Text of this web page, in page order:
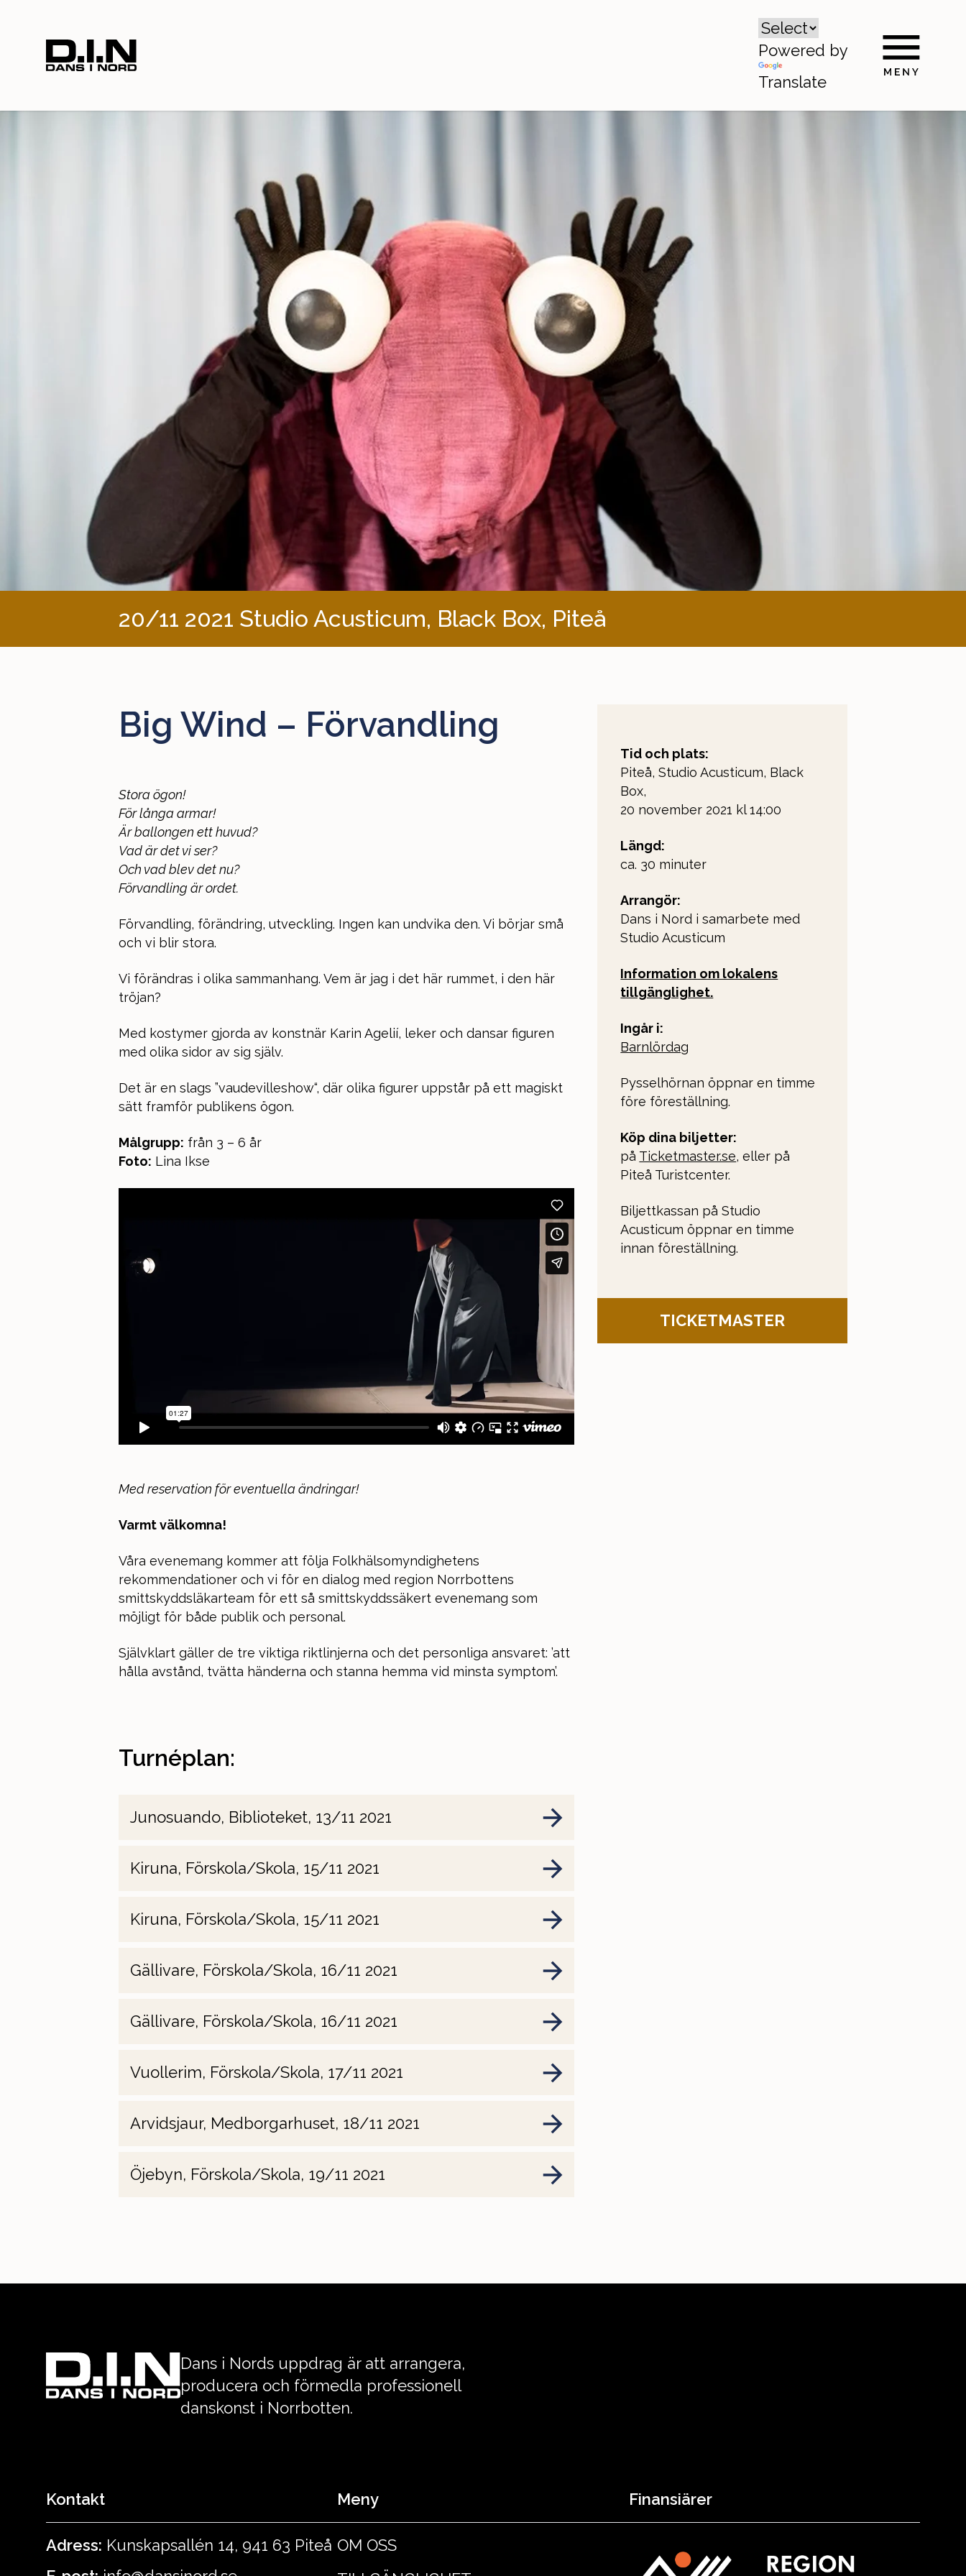
Powered by
Translate
20/11 2021 Studio Acusticum, Black Box, Piteå
Big Wind – Förvandling
Stora ögon!
För långa armar!
Är ballongen ett huvud?
Vad är det vi ser?
Och vad blev det nu?
Förvandling är ordet.
Förvandling, förändring, utveckling. Ingen kan undvika den. Vi börjar små
och vi blir stora.
Vi förändras i olika sammanhang. Vem är jag i det här rummet, i den här
tröjan?
Med kostymer gjorda av konstnär Karin Agelií, leker och dansar figuren
med olika sidor av sig själv.
Det är en slags ”vaudevilleshow“, där olika figurer uppstår på ett magiskt
sätt framför publikens ögon.
Målgrupp: från 3 – 6 år
Foto: Lina Ikse
Med reservation för eventuella ändringar!
Varmt välkomna!
Våra evenemang kommer att följa Folkhälsomyndighetens
rekommendationer och vi för en dialog med region Norrbottens
smittskyddsläkarteam för ett så smittskyddssäkert evenemang som
möjligt för både publik och personal.
Självklart gäller de tre viktiga riktlinjerna och det personliga ansvaret: ’att
hålla avstånd, tvätta händerna och stanna hemma vid minsta symptom’.
Turnéplan:
Junosuando, Biblioteket, 13/11 2021
Kiruna, Förskola/Skola, 15/11 2021
Kiruna, Förskola/Skola, 15/11 2021
Gällivare, Förskola/Skola, 16/11 2021
Gällivare, Förskola/Skola, 16/11 2021
Vuollerim, Förskola/Skola, 17/11 2021
Arvidsjaur, Medborgarhuset, 18/11 2021
Öjebyn, Förskola/Skola, 19/11 2021
Tid och plats:
Piteå, Studio Acusticum, Black
Box,
20 november 2021 kl 14:00
Längd:
ca. 30 minuter
Arrangör:
Dans i Nord i samarbete med
Studio Acusticum
Information om lokalens
tillgänglighet.
Ingår i:
Barnlördag
Pysselhörnan öppnar en timme
före föreställning.
Köp dina biljetter:
på Ticketmaster.se, eller på
Piteå Turistcenter.
Biljettkassan på Studio
Acusticum öppnar en timme
innan föreställning.
TICKETMASTER
Dans i Nords uppdrag är att arrangera,
producera och förmedla professionell
danskonst i Norrbotten.
Kontakt
Adress: Kunskapsallén 14, 941 63 Piteå
Meny
OM OSS
Finansiärer